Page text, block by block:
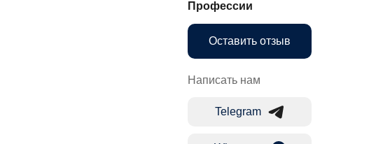
Профессии
Оставить отзыв
Написать нам
Telegram